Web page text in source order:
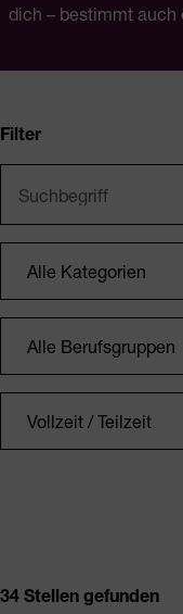
dich – bestimmt auch
Filter
34 Stellen gefunden